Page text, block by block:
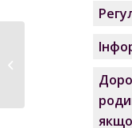
В Саф’янівській